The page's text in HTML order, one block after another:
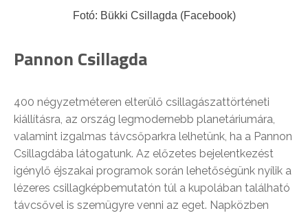
Fotó: Bükki Csillagda (Facebook)
Pannon Csillagda
400 négyzetméteren elterülő csillagászattörténeti
kiállításra, az ország legmodernebb planetáriumára,
valamint izgalmas távcsőparkra lelhetünk, ha a Pannon
Csillagdába látogatunk. Az előzetes bejelentkezést
igénylő éjszakai programok során lehetőségünk nyílik a
lézeres csillagképbemutatón túl a kupolában található
távcsővel is szemügyre venni az eget. Napközben